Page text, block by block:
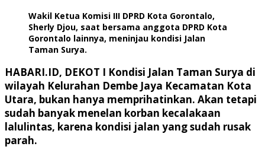
Wakil Ketua Komisi III DPRD Kota Gorontalo,
Sherly Djou, saat bersama anggota DPRD Kota
Gorontalo lainnya, meninjau kondisi Jalan
Taman Surya.
HABARI.ID, DEKOT I Kondisi Jalan Taman Surya di
wilayah Kelurahan Dembe Jaya Kecamatan Kota
Utara, bukan hanya memprihatinkan. Akan tetapi
sudah banyak menelan korban kecalakaan
lalulintas, karena kondisi jalan yang sudah rusak
parah.